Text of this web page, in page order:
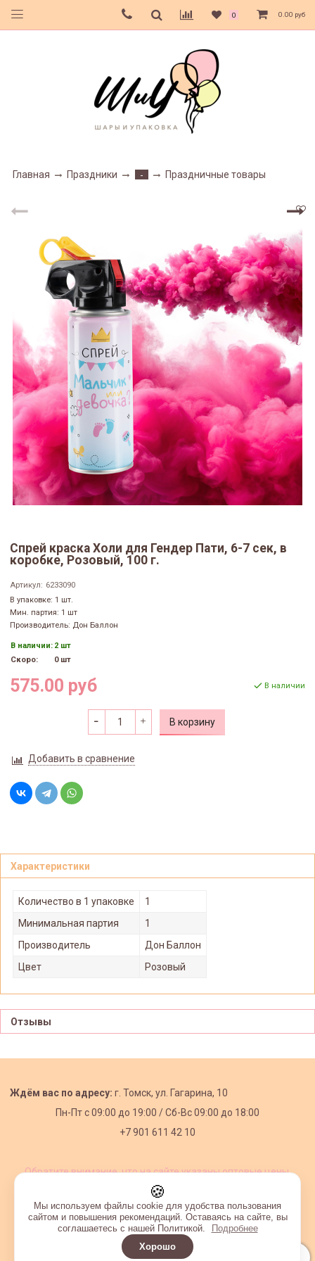
0 0.00 руб
Главная Праздники - Праздничные товары
Спрей краска Холи для Гендер Пати, 6-7 сек, в
коробке, Розовый, 100 г.
Артикул: 6233090
В упаковке: 1 шт.
Мин. партия: 1 шт
Производитель: Дон Баллон
В наличии: 2 шт
Скоро:
0 шт
575.00 руб В наличии
В корзину
Добавить в сравнение
Характеристики
Количество в 1 упаковке
1
Минимальная партия
1
Производитель
Дон Баллон
Цвет
Розовый
Отзывы
Ждём вас по адресу: г. Томск, ул. Гагарина, 10
Пн-Пт с09:00 до 19:00 /Сб-Вс 09:00 до 18:00
+7 901 611 42 10
Обратите внимание, что на сайте указаны оптовые цены,
Интернет-магазин создан на InSales
🍪
Мы используем файлы cookie для удобства пользования
сайтом и повышения рекомендаций. Оставаясь на сайте, вы
соглашаетесь с нашей Политикой.
Подробнее
Хорошо